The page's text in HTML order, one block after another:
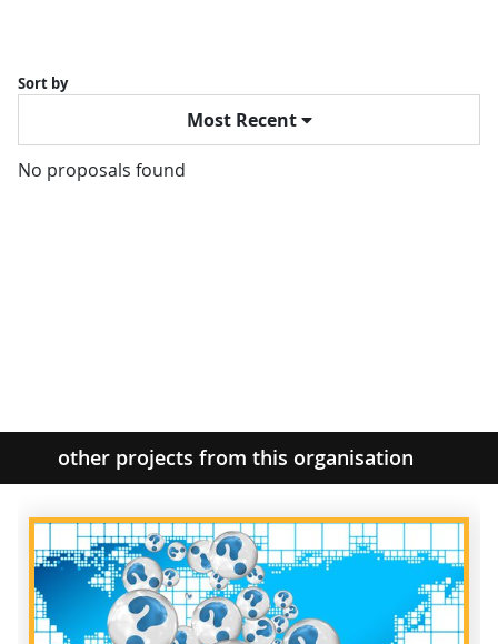
Sort by
Most Recent
No proposals found
other projects from this organisation